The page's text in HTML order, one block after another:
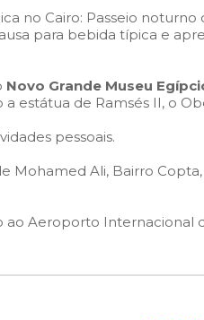
no Cairo: Passeio
para bebida típica e
Novo Grande Museu
estátua de Ramsés II, o
pessoais.
Mohamed Ali, Bairro
ao Aeroporto Internacional